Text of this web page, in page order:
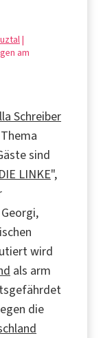
|
am
Schreiber
sind
DIE LINKE",
wird
als arm
die